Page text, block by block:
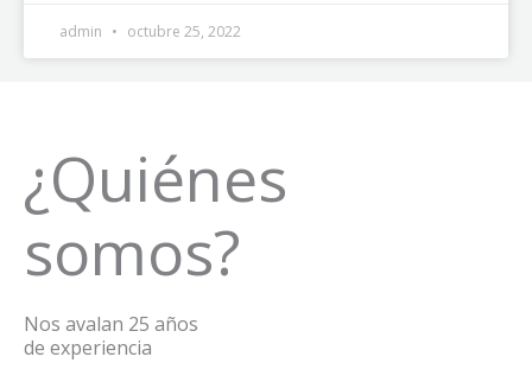
admin octubre 25, 2022
¿Quiénes
somos?
Nos avalan 25 años
de experiencia